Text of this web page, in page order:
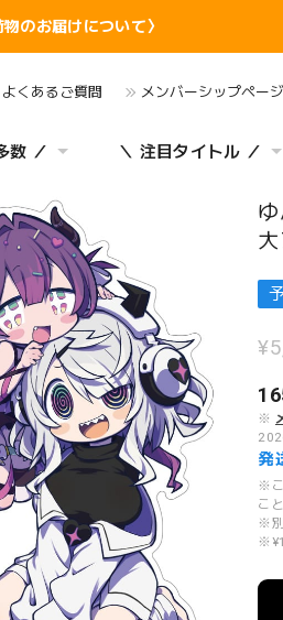
のお届けについて〉
よくあるご質問 メンバーシップページ
数 ／ ＼ 注目タイトル ／
※
発
※
こ
※